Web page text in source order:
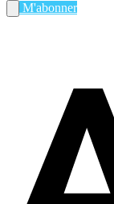
M'abonner